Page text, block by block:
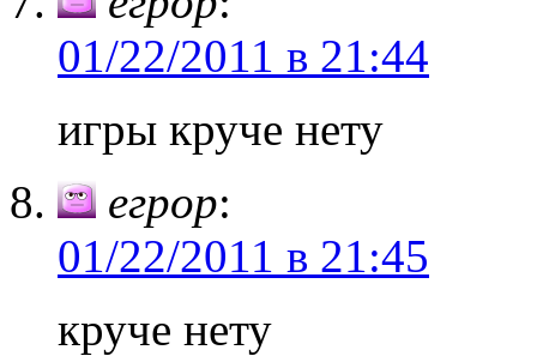
01/22/2011 в 21:44
игры круче нету
егрор:
01/22/2011 в 21:45
круче нету